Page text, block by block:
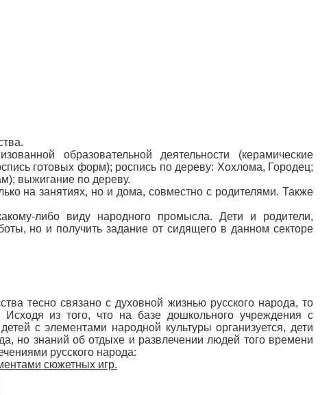
образовательной деятельности (керамические
готовых форм); роспись по дереву: Хохлома, Городец;
выжигание по дереву.
на занятиях, но и дома, совместно с родителями. Также
либо виду народного промысла. Дети и родители,
но и получить задание от сидящего в данном секторе
тесно связано с духовной жизнью русского народа, то
из того, что на базе дошкольного учреждения с
с элементами народной культуры организуется, дети
но знаний об отдыхе и развлечении людей того времени
русского народа:
сюжетных игр.